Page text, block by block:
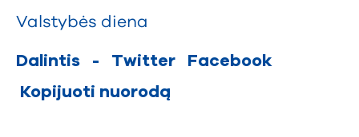
Valstybės diena
Dalintis - Twitter
Facebook
Kopijuoti nuorodą